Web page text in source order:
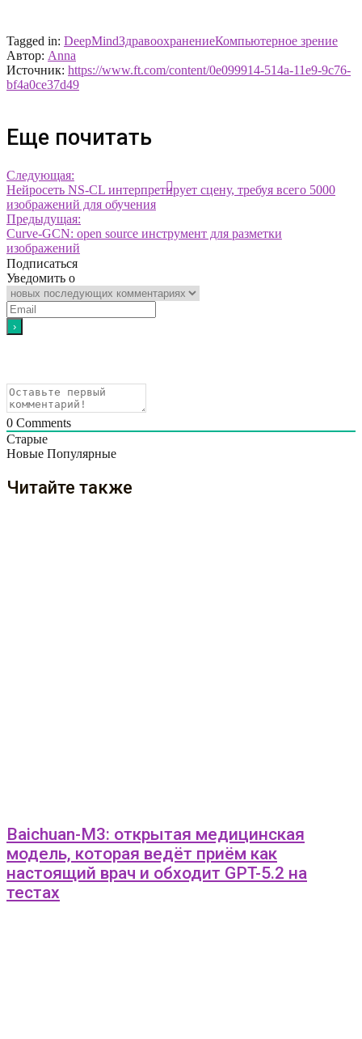
Tagged in: DeepMindЗдравоохранениеКомпьютерное зрение
Автор: Anna
Источник: https://www.ft.com/content/0e099914-514a-11e9-9c76-
bf4a0ce37d49
Еще почитать
Следующая:
Нейросеть NS-CL интерпретирует сцену, требуя всего 5000
изображений для обучения
Предыдущая:
Curve-GCN: open source инструмент для разметки
изображений
Подписаться
Уведомить о
0 Comments
Старые
Новые Популярные
Читайте также
Baichuan-M3: открытая медицинская
модель, которая ведёт приём как
настоящий врач и обходит GPT-5.2 на
тестах